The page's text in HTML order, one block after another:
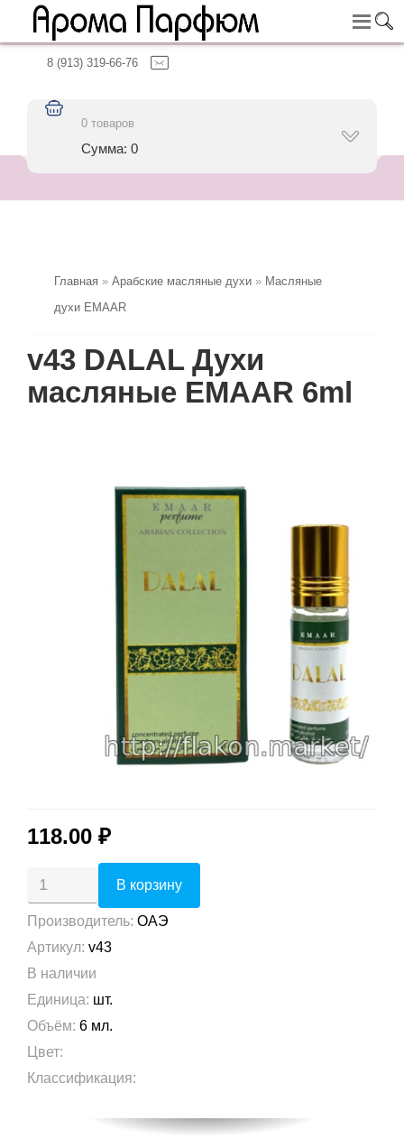
8 (913) 319-66-76
0 товаров
Сумма: 0
Главная » Арабские масляные духи » Масляные
духи EMAAR
v43 DALAL Духи
масляные EMAAR 6ml
118.00 ₽
Производитель: ОАЭ
Артикул: v43
В наличии
Единица: шт.
Объём: 6 мл.
Цвет:
Классификация: